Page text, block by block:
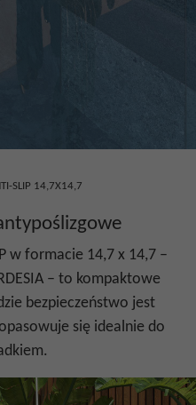
SLIP 14,7X14,7
w formacie 14,7 x 14,7 –
– to kompaktowe
bezpieczeństwo jest
się idealnie do